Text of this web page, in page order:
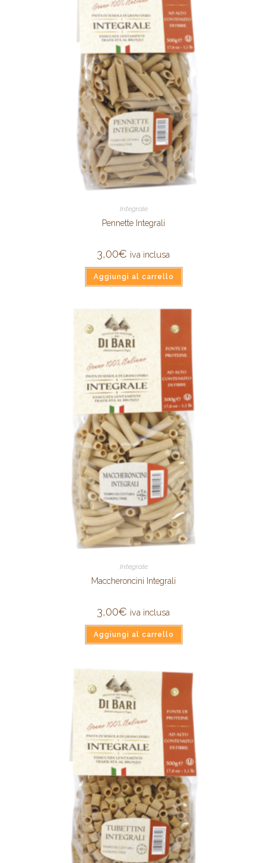
Integrale
Pennette Integrali
3,00€ iva inclusa
Aggiungi al carrello
Integrale
Maccheroncini Integrali
3,00€ iva inclusa
Aggiungi al carrello